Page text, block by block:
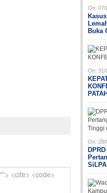
On: 07/
Buka
On: 31/
PATAH
On: 28/